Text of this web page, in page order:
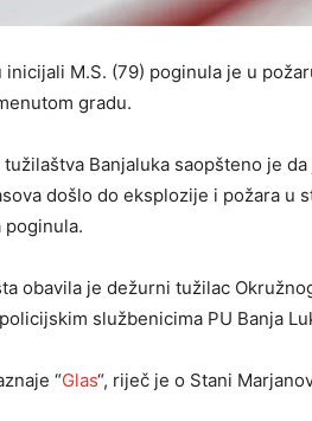
inicijali M.S. (79) poginula je u
gradu.
Banjaluka saopšteno je
došlo do eksplozije i požara u
poginula.
obavila je dežurni tužilac
službenicima PU Banja
“Glas“, riječ je o Stani